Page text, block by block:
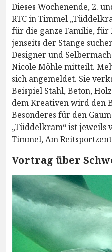
Dieses Wochenende, 2.
RTC in Timmel
für die ganze Familie, für
jenseits der Stange
Designer und
Nicole Möhle mitteilt.
sich angemeldet. Sie
Beispiel Stahl, Beton,
dem Kreativen wird den
Besonderes für den
„Tüddelkram“ ist jeweils
Timmel, Am
Vortrag über